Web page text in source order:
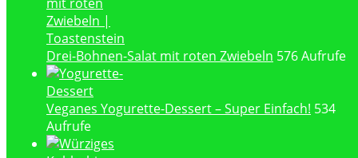
Drei-Bohnen-Salat mit roten Zwiebeln 576 Aufrufe
Veganes Yogurette-Dessert – Super Einfach! 534
Aufrufe